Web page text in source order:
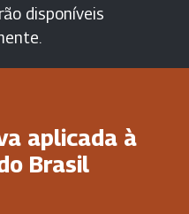
disponíveis
aplicada à
Brasil